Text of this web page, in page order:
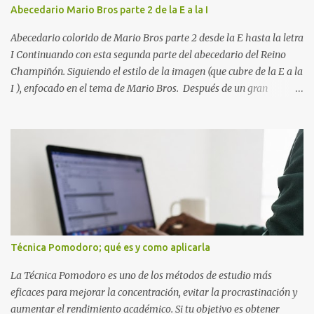
buenos resultados. Sin embargo, la calidad del estudio es mucho
más importante que la cantidad de tiempo invertido. Cuando
detectas y corrige...
Abecedario Mario Bros parte 2 de la E a la I
Abecedario colorido de Mario Bros parte 2 desde la E hasta la letra
I Continuando con esta segunda parte del abecedario del Reino
Champiñón. Siguiendo el estilo de la imagen (que cubre de la E a la
I ), enfocado en el tema de Mario Bros. Después de un gran
detalladamente en la siguiente imagen, donde hemos unificados
las 5 letras en una sola imagen. Letras individuales para descargar
Letra E color azul Letra F color rojo Letra G color Verde Letra H
Letra I Estas letras no solo destacan por sus colores vibrantes y su
diseño geométrico inspirado en el Reino Champiñón, sino que
también representan elementos clave de la saga: · E de Estrella :
El ítem que nos da la invencibilidad necesaria para atravesar
cualquier obstáculo. · ...
Técnica Pomodoro; qué es y como aplicarla
La Técnica Pomodoro es uno de los métodos de estudio más
eficaces para mejorar la concentración, evitar la procrastinación y
aumentar el rendimiento académico. Si tu objetivo es obtener